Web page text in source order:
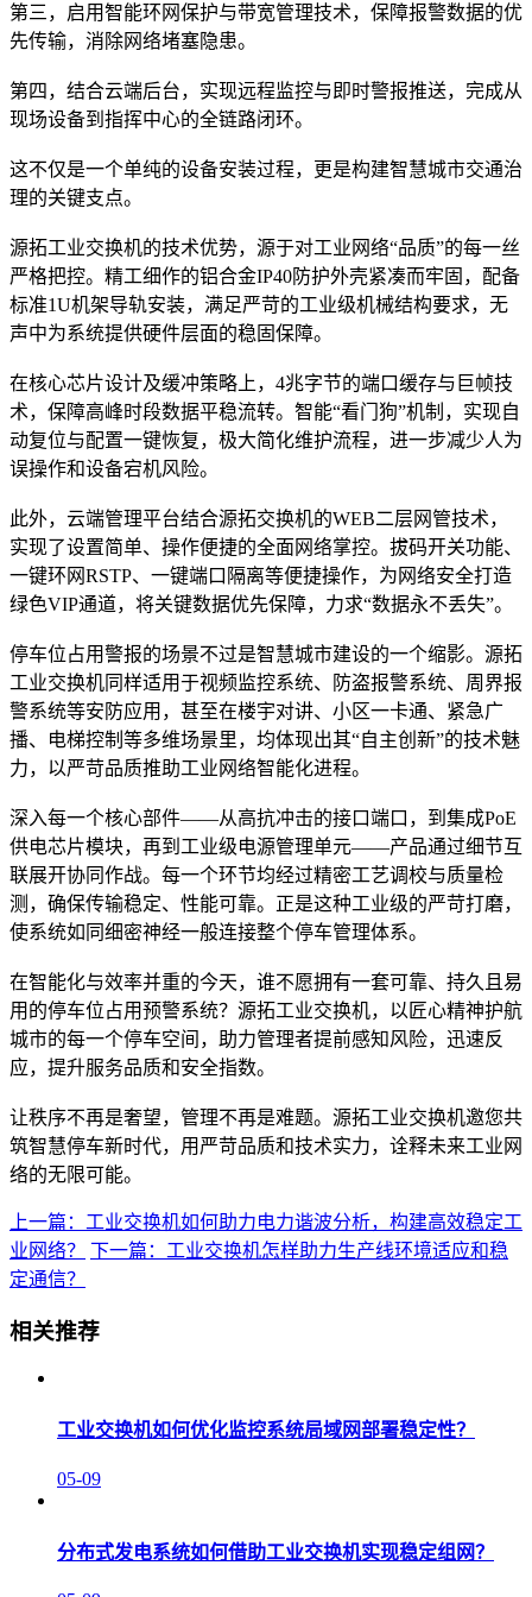
第三，启用智能环网保护与带宽管理技术，保障报警数据的优
先传输，消除网络堵塞隐患。
第四，结合云端后台，实现远程监控与即时警报推送，完成从
现场设备到指挥中心的全链路闭环。
这不仅是一个单纯的设备安装过程，更是构建智慧城市交通治
理的关键支点。
源拓工业交换机的技术优势，源于对工业网络“品质”的每一丝
严格把控。精工细作的铝合金IP40防护外壳紧凑而牢固，配备
标准1U机架导轨安装，满足严苛的工业级机械结构要求，无
声中为系统提供硬件层面的稳固保障。
在核心芯片设计及缓冲策略上，4兆字节的端口缓存与巨帧技
术，保障高峰时段数据平稳流转。智能“看门狗”机制，实现自
动复位与配置一键恢复，极大简化维护流程，进一步减少人为
误操作和设备宕机风险。
此外，云端管理平台结合源拓交换机的WEB二层网管技术，
实现了设置简单、操作便捷的全面网络掌控。拔码开关功能、
一键环网RSTP、一键端口隔离等便捷操作，为网络安全打造
绿色VIP通道，将关键数据优先保障，力求“数据永不丢失”。
停车位占用警报的场景不过是智慧城市建设的一个缩影。源拓
工业交换机同样适用于视频监控系统、防盗报警系统、周界报
警系统等安防应用，甚至在楼宇对讲、小区一卡通、紧急广
播、电梯控制等多维场景里，均体现出其“自主创新”的技术魅
力，以严苛品质推助工业网络智能化进程。
深入每一个核心部件——从高抗冲击的接口端口，到集成PoE
供电芯片模块，再到工业级电源管理单元——产品通过细节互
联展开协同作战。每一个环节均经过精密工艺调校与质量检
测，确保传输稳定、性能可靠。正是这种工业级的严苛打磨，
使系统如同细密神经一般连接整个停车管理体系。
在智能化与效率并重的今天，谁不愿拥有一套可靠、持久且易
用的停车位占用预警系统？源拓工业交换机，以匠心精神护航
城市的每一个停车空间，助力管理者提前感知风险，迅速反
应，提升服务品质和安全指数。
让秩序不再是奢望，管理不再是难题。源拓工业交换机邀您共
筑智慧停车新时代，用严苛品质和技术实力，诠释未来工业网
络的无限可能。
上一篇：工业交换机如何助力电力谐波分析，构建高效稳定工
业网络？
下一篇：工业交换机怎样助力生产线环境适应和稳
定通信？
相关推荐
工业交换机如何优化监控系统局域网部署稳定性？
05-09
分布式发电系统如何借助工业交换机实现稳定组网？